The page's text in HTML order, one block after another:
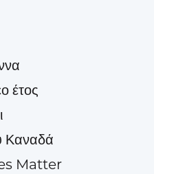
έτος
Καναδά
Matter